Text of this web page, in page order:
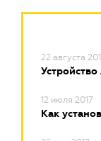
22 августа
12 июля 2017
Как